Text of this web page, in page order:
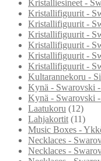
Kristalliesineet -
Kristallifiguurit -
Kristallifiguurit -
Kristallifiguurit -
Kristallifiguurit -
Kristallifiguurit -
Kristallifiguurit -
Kultarannekoru -
Kynä - Swarovski
Kynä - Swarovski
Laatukoru (12)
Lahjakortit (11)
Music Boxes -
Necklaces -
Necklaces -